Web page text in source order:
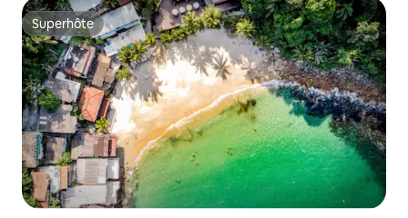
Superhôte
Superhôte